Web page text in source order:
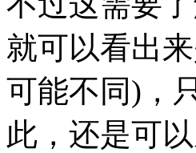
就可以看出
可能不同)，
此，还是可